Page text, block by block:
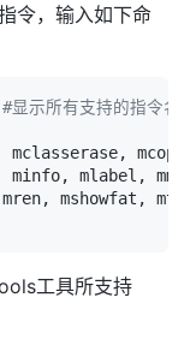
令，输入如下命
示所有支持的指令名称
工具所支持